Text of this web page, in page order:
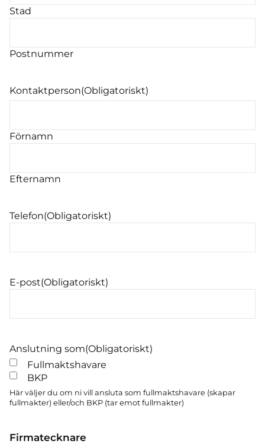
Stad
Postnummer
Kontaktperson(Obligatoriskt)
Förnamn
Efternamn
Telefon(Obligatoriskt)
E-post(Obligatoriskt)
Anslutning som(Obligatoriskt)
Fullmaktshavare
BKP
Här väljer du om ni vill ansluta som fullmaktshavare (skapar
fullmakter) eller/och BKP (tar emot fullmakter)
Firmatecknare